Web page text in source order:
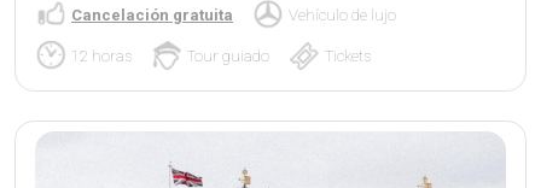
Cancelación gratuita Vehículo de lujo
12 horas Tour guiado Tickets